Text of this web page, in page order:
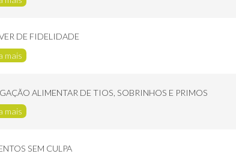
DE FIDELIDADE
mais
ALIMENTAR DE TIOS, SOBRINHOS E PRIMOS
mais
SEM CULPA